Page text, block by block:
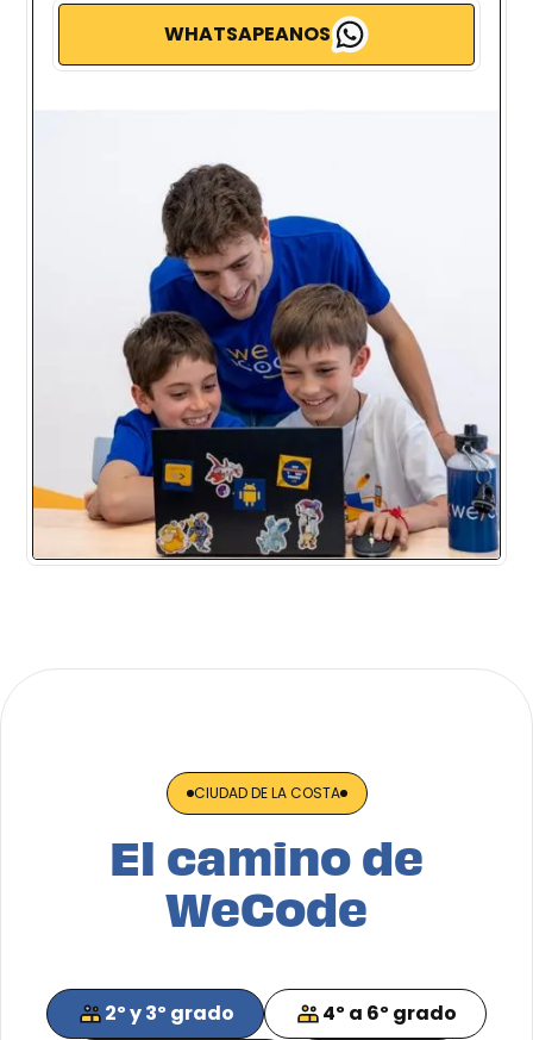
WHATSAPEANOS
CIUDAD DE LA COSTA
El camino de
WeCode
2º y 3º grado
4º a 6º grado